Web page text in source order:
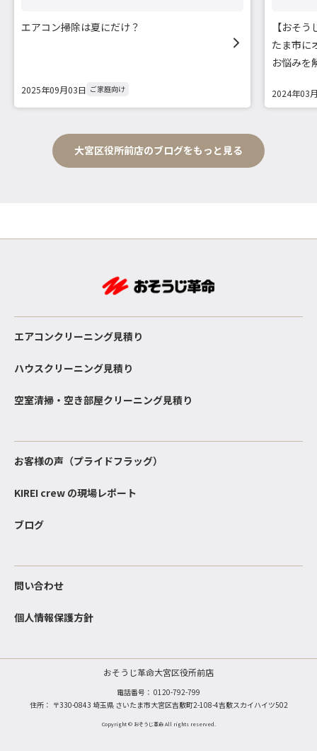
エアコン掃除は夏にだけ？
2025年09月03日 ご家庭向け
【おそ
たま市に
お悩みを
2024年03
大宮区役所前店のブログをもっと見る
エアコンクリーニング見積り
ハウスクリーニング見積り
空室清掃・空き部屋クリーニング見積り
お客様の声（プライドフラッグ）
KIREI crew の現場レポート
ブログ
問い合わせ
個人情報保護方針
おそうじ革命大宮区役所前店
電話番号： 0120-792-799
住所： 〒330-0843 埼玉県 さいたま市大宮区吉敷町2-108-4吉敷スカイハイツ502
Copyright © おそうじ革命 All rights reserved.